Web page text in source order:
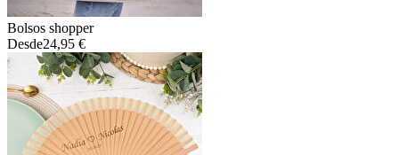
Bolsos shopper
Desde24,95 €